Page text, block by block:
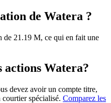
de Watera ?
de 21.19 M, ce qui en fait une
actions Watera?
devez avoir un compte titre,
spécialisé. Comparez les